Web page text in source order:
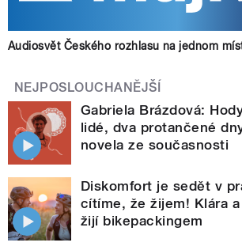
Audiosvět Českého rozhlasu na jednom
NEJPOSLOUCHANĚJŠÍ
Gabriela Brázdová:
lidé, dva protančené
novela ze současnosti
Diskomfort je sedět v
cítíme, že žijem! Klára
žijí bikepackingem